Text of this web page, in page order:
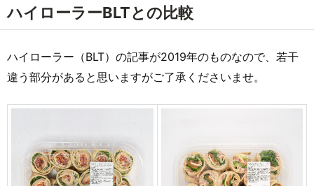
ハイローラーBLTとの比較
ハイローラー（BLT）の記事が2019年のものなので、若干
違う部分があると思いますがご了承くださいませ。